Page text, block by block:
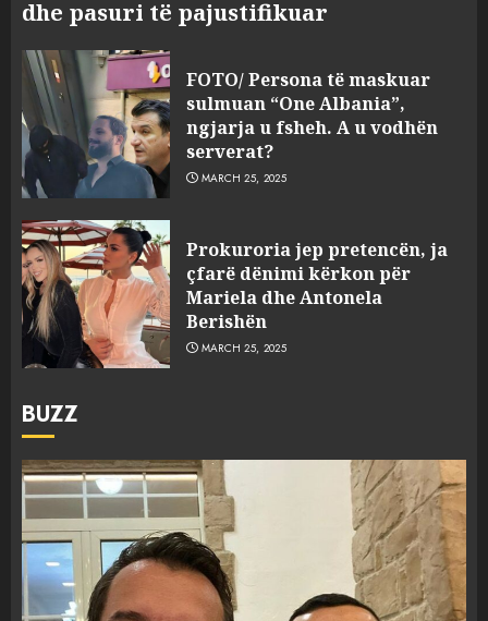
dhe pasuri të pajustifikuar
FOTO/ Persona të maskuar
sulmuan “One Albania”,
ngjarja u fsheh. A u vodhën
serverat?
MARCH 25, 2025
Prokuroria jep pretencën, ja
çfarë dënimi kërkon për
Mariela dhe Antonela
Berishën
MARCH 25, 2025
BUZZ